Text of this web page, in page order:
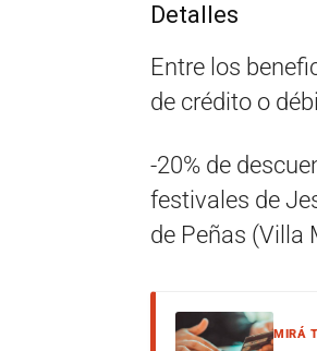
Detalles
Entre los
de crédito o
-20% de
festivales de
de Peñas (Villa
MIRÁ